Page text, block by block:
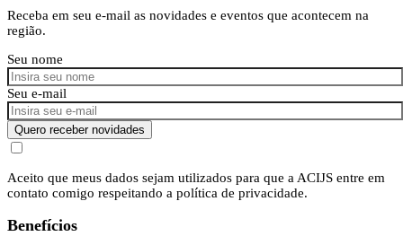
Receba em seu e-mail as novidades e eventos que acontecem na
região.
Seu nome
Seu e-mail
Quero receber novidades
Aceito que meus dados sejam utilizados para que a ACIJS entre em
contato comigo respeitando a política de privacidade.
Benefícios